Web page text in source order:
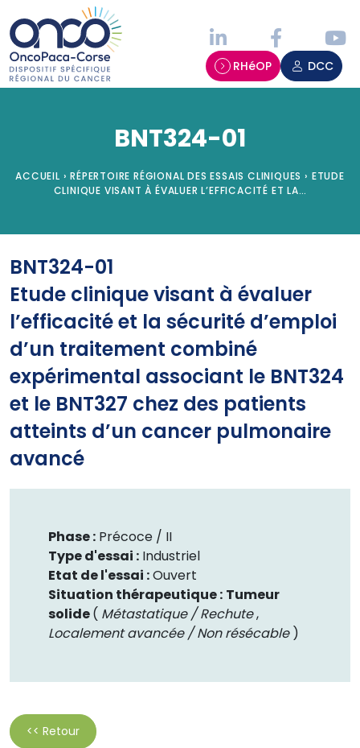
RHéOP DCC
BNT324-01
ACCUEIL › RÉPERTOIRE RÉGIONAL DES ESSAIS CLINIQUES › ETUDE
CLINIQUE VISANT À ÉVALUER L’EFFICACITÉ ET LA…
BNT324-01
Etude clinique visant à évaluer
l’efficacité et la sécurité d’emploi
d’un traitement combiné
expérimental associant le BNT324
et le BNT327 chez des patients
atteints d’un cancer pulmonaire
avancé
Phase : Précoce / II
Type d'essai : Industriel
Etat de l'essai :Ouvert
Situation thérapeutique : Tumeur
solide( Métastatique / Rechute,
Localement avancée / Non résécable)
<< Retour
Panneau de gestion des cookies